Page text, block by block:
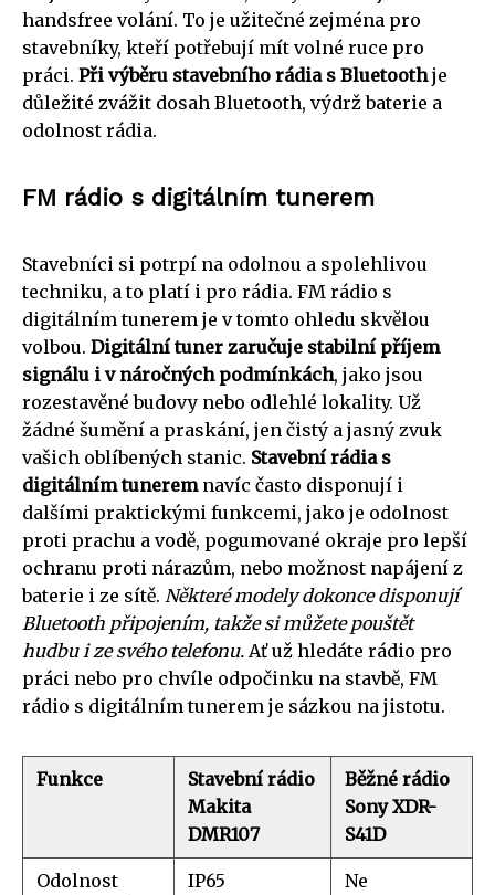
handsfree volání. To je užitečné zejména pro
stavebníky, kteří potřebují mít volné ruce pro
práci. Při výběru stavebního rádia s Bluetoothje
důležité zvážit dosah Bluetooth, výdrž baterie a
odolnost rádia.
FM rádio s digitálním tunerem
Stavebníci si potrpí na odolnou a spolehlivou
techniku, a to platí i pro rádia. FM rádio s
digitálním tunerem je v tomto ohledu skvělou
volbou. Digitální tuner zaručuje stabilní příjem
signálu i v náročných podmínkách, jako jsou
rozestavěné budovy nebo odlehlé lokality. Už
žádné šumění a praskání, jen čistý a jasný zvuk
vašich oblíbených stanic. Stavební rádia s
digitálním tuneremnavíc často disponují i
dalšími praktickými funkcemi, jako je odolnost
proti prachu a vodě, pogumované okraje pro lepší
ochranu proti nárazům, nebo možnost napájení z
baterie i ze sítě. Některé modely dokonce disponují
Bluetooth připojením, takže si můžete pouštět
hudbu i ze svého telefonu. Ať už hledáte rádio pro
práci nebo pro chvíle odpočinku na stavbě, FM
rádio s digitálním tunerem je sázkou na jistotu.
Funkce
Stavební rádio
Makita
DMR107
Běžné rádio
Sony XDR-
S41D
Odolnost
IP65 Ne